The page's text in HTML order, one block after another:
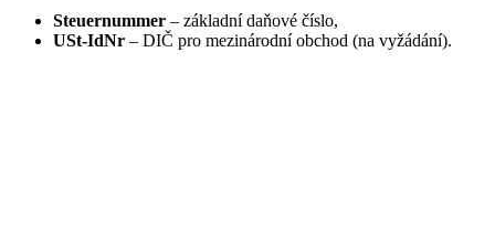
Steuernummer – základní daňové číslo,
USt-IdNr – DIČ pro mezinárodní obchod (na vyžádání).